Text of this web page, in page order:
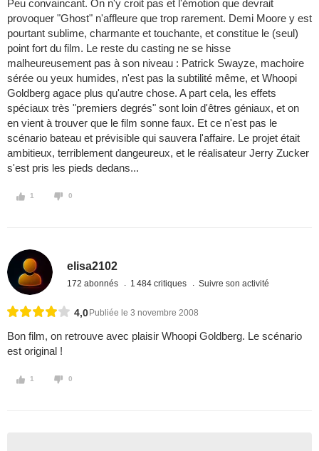
Peu convaincant. On n'y croit pas et l'émotion que devrait
provoquer "Ghost" n'affleure que trop rarement. Demi Moore y est
pourtant sublime, charmante et touchante, et constitue le (seul)
point fort du film. Le reste du casting ne se hisse
malheureusement pas à son niveau : Patrick Swayze, machoire
sérée ou yeux humides, n'est pas la subtilité même, et Whoopi
Goldberg agace plus qu'autre chose. A part cela, les effets
spéciaux très "premiers degrés" sont loin d'êtres géniaux, et on
en vient à trouver que le film sonne faux. Et ce n'est pas le
scénario bateau et prévisible qui sauvera l'affaire. Le projet était
ambitieux, terriblement dangeureux, et le réalisateur Jerry Zucker
s'est pris les pieds dedans...
1 0
elisa2102
172 abonnés 1 484 critiques Suivre son activité
4,0 Publiée le 3 novembre 2008
Bon film, on retrouve avec plaisir Whoopi Goldberg. Le scénario
est original !
1 0